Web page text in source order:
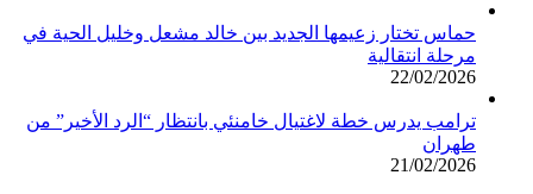
حماس تختار زعيمها الجديد بين خالد مشعل وخليل الحية في
مرحلة انتقالية
22/02/2026
ترامب يدرس خطة لاغتيال خامنئي بانتظار “الرد الأخير” من
طهران
21/02/2026